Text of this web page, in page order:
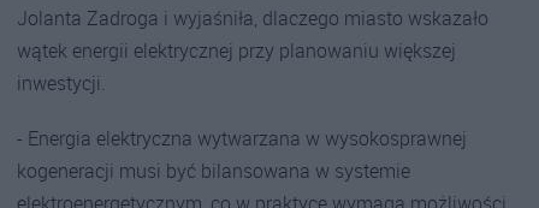
Jolanta Zadroga i wyjaśniła, dlaczego miasto wskazało
wątek energii elektrycznej przy planowaniu większej
inwestycji.
- Energia elektryczna wytwarzana w wysokosprawnej
kogeneracji musi być bilansowana w systemie